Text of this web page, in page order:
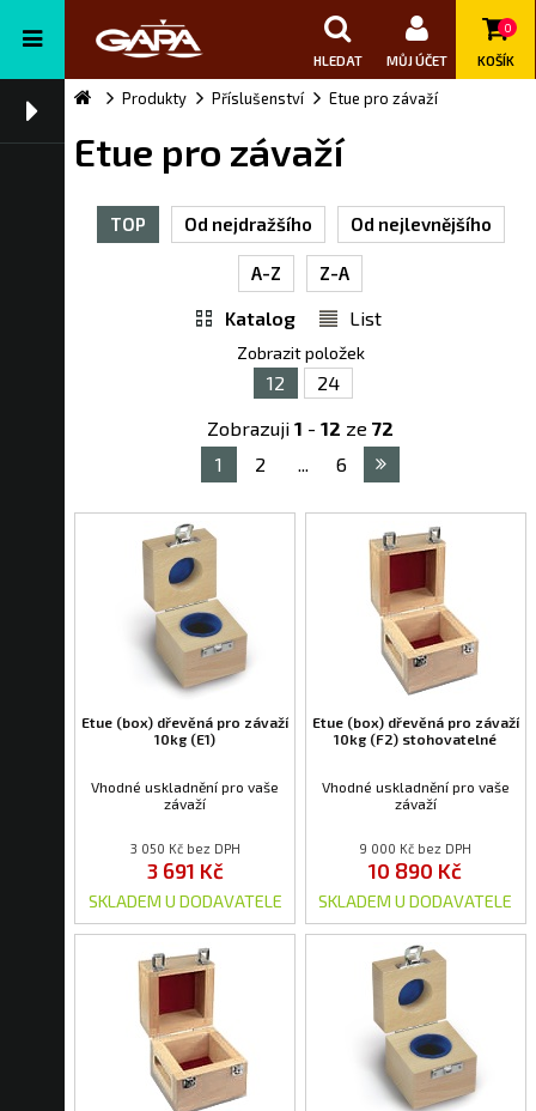
HLEDAT MŮJ ÚČET
0
KOŠÍK
Produkty Příslušenství Etue pro závaží
Etue pro závaží
TOP Od nejdražšího Od nejlevnějšího
A-Z Z-A
Katalog List
Zobrazit položek
12
24
Zobrazuji 1 - 12 ze 72
1
2 ... 6
Etue (box) dřevěná pro závaží
10kg (E1)
Vhodné uskladnění pro vaše
závaží
3 050 Kč bez DPH
3 691 Kč
SKLADEM U DODAVATELE
Etue (box) dřevěná pro závaží
10kg (F2) stohovatelné
Vhodné uskladnění pro vaše
závaží
9 000 Kč bez DPH
10 890 Kč
SKLADEM U DODAVATELE